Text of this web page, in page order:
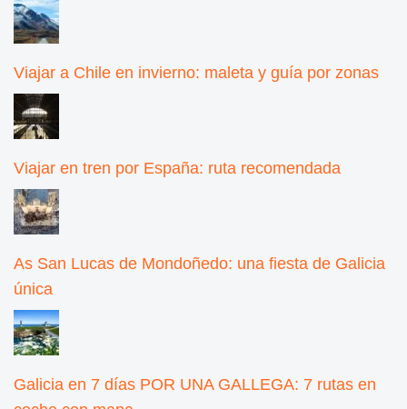
Viajar a Chile en invierno: maleta y guía por zonas
Viajar en tren por España: ruta recomendada
As San Lucas de Mondoñedo: una fiesta de Galicia
única
Galicia en 7 días POR UNA GALLEGA: 7 rutas en